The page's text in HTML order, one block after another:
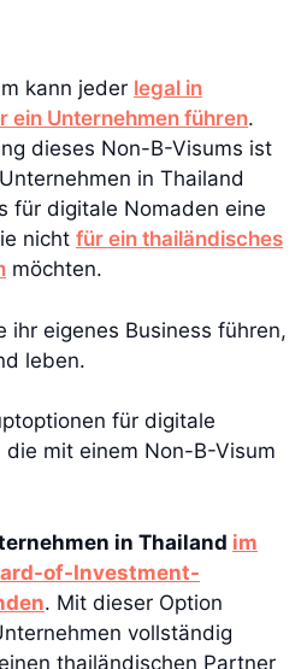
kann jeder legal in
ein Unternehmen führen.
dieses Non-B-Visums ist
in Thailand
für digitale Nomaden eine
nicht für ein thailändisches
möchten.
ihr eigenes Business führen,
leben.
für digitale
mit einem Non-B-Visum
in Thailand im
of-Investment-
. Mit dieser Option
vollständig
thailändischen Partner